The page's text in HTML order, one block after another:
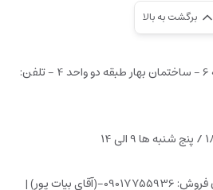
برگشت به بالا
شیراز, خیابان ملاصدرا - کوچه 6 - ساختمان بهار طبقه دو واحد 4 - تلفن:
کارشناسان فروش: 09017755936-(آقای بیات پور) |